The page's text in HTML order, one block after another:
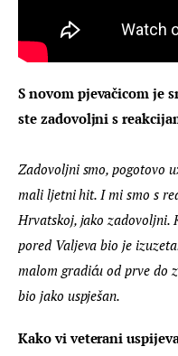
S novom pjevačicom je
ste zadovoljni s
Zadovoljni smo, pogotovo
mali ljetni hit. I mi smo s
Hrvatskoj, jako zadovoljni.
pored Valjeva bio je
malom gradiću od prve do
bio jako uspješan.
Kako vi veterani